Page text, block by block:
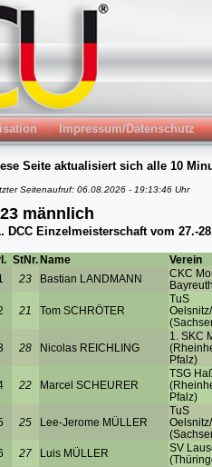
Impressum/Datenschutz